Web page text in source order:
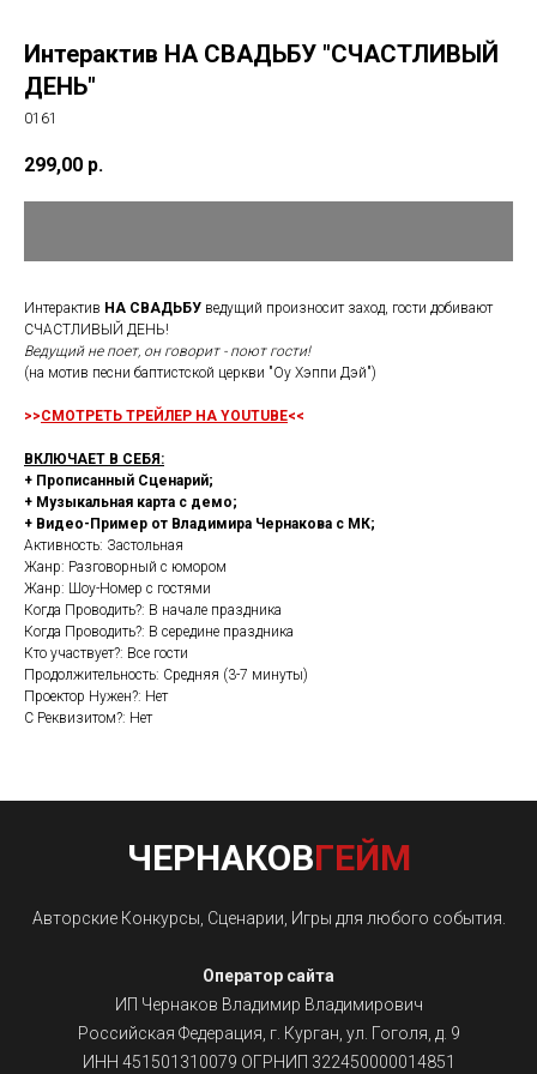
Интерактив НА СВАДЬБУ "СЧАСТЛИВЫЙ
ДЕНЬ"
0161
299,00 р.
Интерактив НА СВАДЬБУ ведущий произносит заход, гости добивают
СЧАСТЛИВЫЙ ДЕНЬ!
Ведущий не поет, он говорит - поют гости!
(на мотив песни баптистской церкви "Оу Хэппи Дэй")
>>СМОТРЕТЬ ТРЕЙЛЕР НА YOUTUBE<<
ВКЛЮЧАЕТ В СЕБЯ:
+ Прописанный Сценарий;
+ Музыкальная карта с демо;
+ Видео-Пример от Владимира Чернакова с МК;
Активность: Застольная
Жанр: Разговорный с юмором
Жанр: Шоу-Номер с гостями
Когда Проводить?: В начале праздника
Когда Проводить?: В середине праздника
Кто участвует?: Все гости
Продолжительность: Средняя (3-7 минуты)
Проектор Нужен?: Нет
С Реквизитом?: Нет
ЧЕРНАКОВГЕЙМ
Авторские Конкурсы, Сценарии, Игры для любого события.
Оператор сайта
ИП Чернаков Владимир Владимирович
Российская Федерация, г. Курган, ул. Гоголя, д. 9
ИНН 451501310079 ОГРНИП 322450000014851